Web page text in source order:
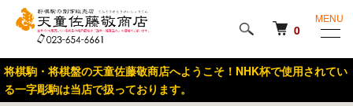
将棋駒・将棋盤の天童佐藤敬商店へようこそ！NHK杯で使用されてい
る一字彫駒は当店で扱っております。
0
MENU